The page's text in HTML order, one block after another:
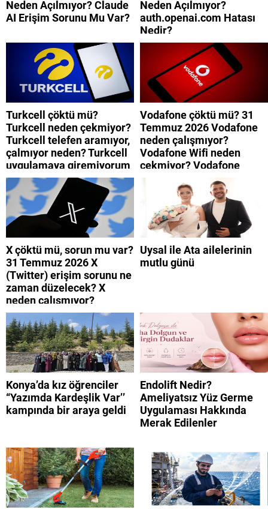
Neden Açılmıyor? Claude
AI Erişim Sorunu Mu Var?
Neden Açılmıyor?
auth.openai.com Hatası
Nedir?
Turkcell çöktü mü?
Turkcell neden çekmiyor?
Turkcell telefen aramıyor,
çalmıyor neden? Turkcell
uygulamaya giremiyorum
neden? Turkcell internet
neden yavaş?
Vodafone çöktü mü? 31
Temmuz 2026 Vodafone
neden çalışmıyor?
Vodafone Wifi neden
çekmiyor? Vodafone
mobil uygulamaya neden
giremiyorum?
X çöktü mü, sorun mu var?
31 Temmuz 2026 X
(Twitter) erişim sorunu ne
zaman düzelecek? X
neden çalışmıyor?
Uysal ile Ata ailelerinin
mutlu günü
Konya’da kız öğrenciler
“Yazımda Kardeşlik Var’’
kampında bir araya geldi
Endolift Nedir?
Ameliyatsız Yüz Germe
Uygulaması Hakkında
Merak Edilenler